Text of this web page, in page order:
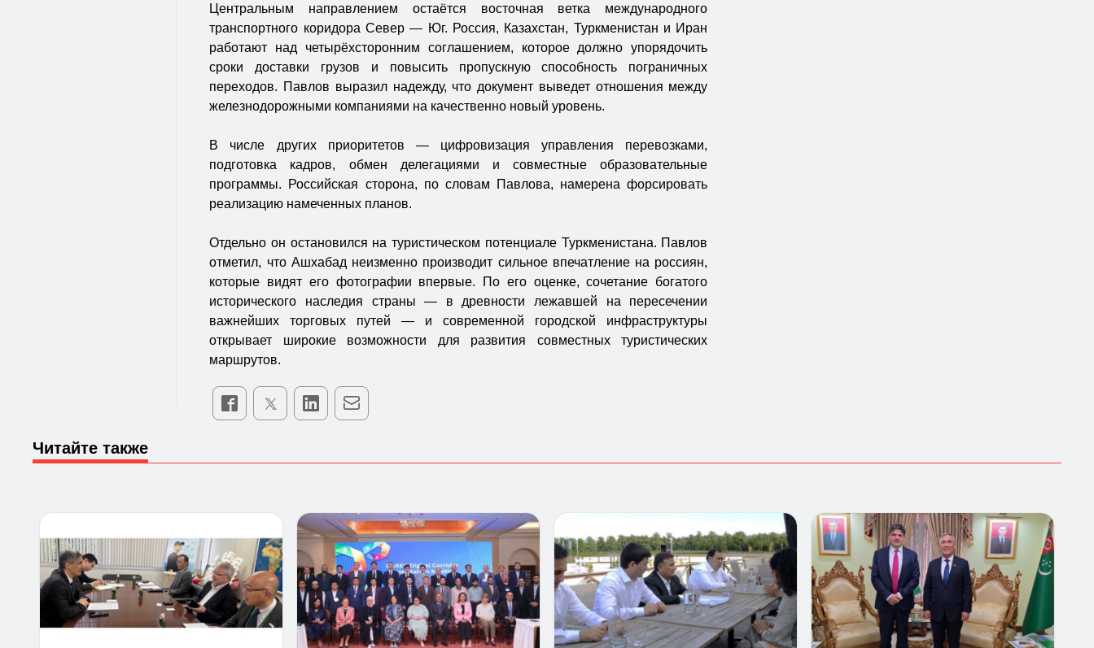
Центральным направлением остаётся восточная ветка международного
транспортного коридора Север — Юг. Россия, Казахстан, Туркменистан и Иран
работают над четырёхсторонним соглашением, которое должно упорядочить
сроки доставки грузов и повысить пропускную способность пограничных
переходов. Павлов выразил надежду, что документ выведет отношения между
железнодорожными компаниями на качественно новый уровень.
В числе других приоритетов — цифровизация управления перевозками,
подготовка кадров, обмен делегациями и совместные образовательные
программы. Российская сторона, по словам Павлова, намерена форсировать
реализацию намеченных планов.
Отдельно он остановился на туристическом потенциале Туркменистана. Павлов
отметил, что Ашхабад неизменно производит сильное впечатление на россиян,
которые видят его фотографии впервые. По его оценке, сочетание богатого
исторического наследия страны — в древности лежавшей на пересечении
важнейших торговых путей — и современной городской инфраструктуры
открывает широкие возможности для развития совместных туристических
маршрутов.
Читайте также